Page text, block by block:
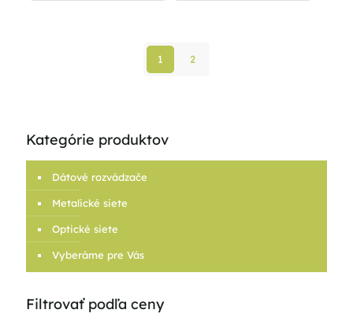
1 2
Kategórie produktov
Dátové rozvádzače
Metalické siete
Optické siete
Vyberáme pre Vás
Filtrovať podľa ceny